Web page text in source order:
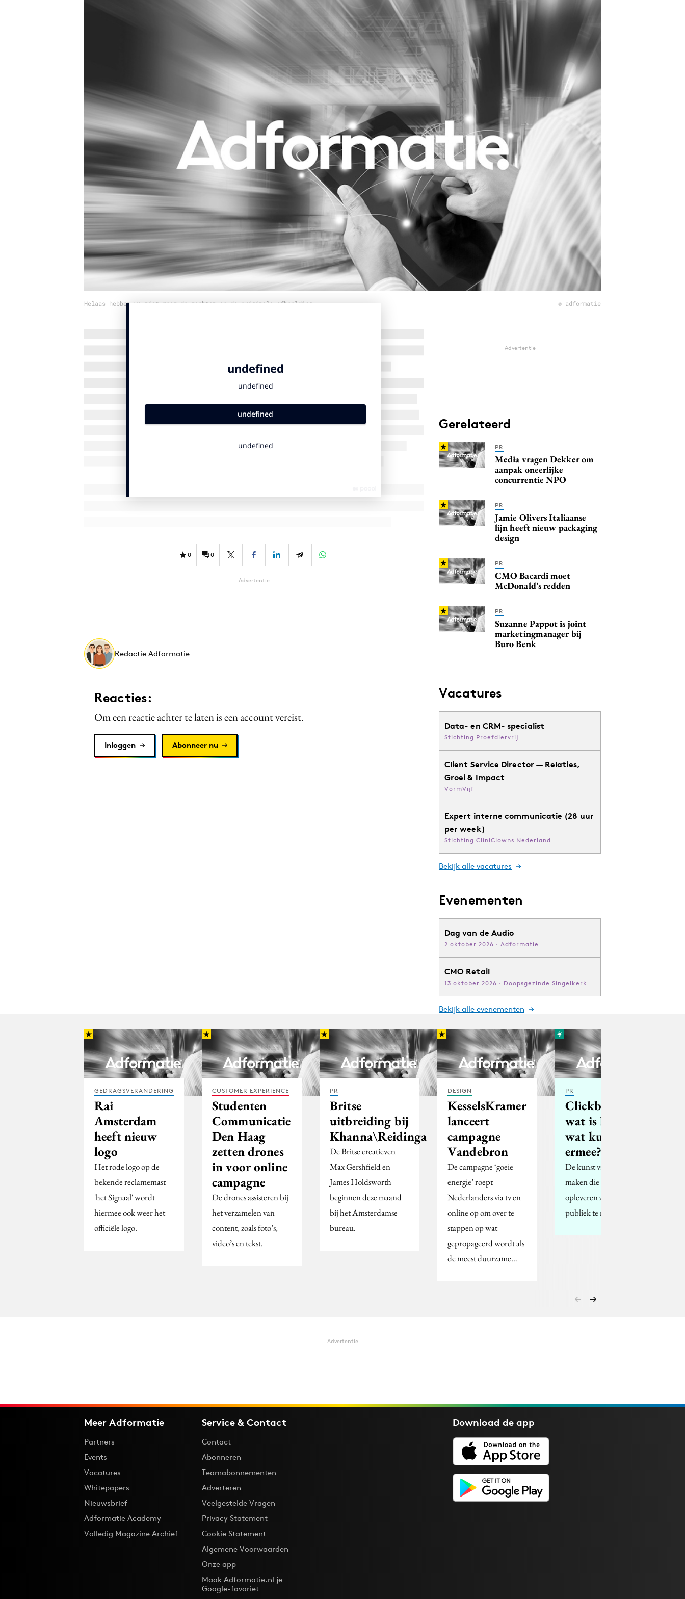
Influencer marketing
Interne communicatie
Purpose Marketing
Reputatie & crisis
Helaas hebben we niet meer de rechten op de originele afbeelding © adformatie
0 0
Advertentie
Redactie Adformatie
Reacties:
Om een reactie achter te laten is een account vereist.
Inloggen Abonneer nu
Advertentie
Gerelateerd
PR
Media vragen Dekker om
aanpak oneerlijke
concurrentie NPO
PR
Jamie Olivers Italiaanse
lijn heeft nieuw packaging
design
PR
CMO Bacardi moet
McDonald’s redden
PR
Suzanne Pappot is joint
marketingmanager bij
Buro Benk
Vacatures
Data- en CRM- specialist
Stichting Proefdiervrij
Client Service Director — Relaties,
Groei & Impact
VormVijf
Expert interne communicatie (28 uur
per week)
Stichting CliniClowns Nederland
Bekijk alle vacatures
Evenementen
Dag van de Audio
2 oktober 2026 · Adformatie
CMO Retail
13 oktober 2026 · Doopsgezinde Singelkerk
Bekijk alle evenementen
GEDRAGSVERANDERING
Rai
Amsterdam
heeft nieuw
logo
Het rode logo op de
bekende reclamemast
'het Signaal' wordt
hiermee ook weer het
officiële logo.
CUSTOMER EXPERIENCE
Studenten
Communicatie
Den Haag
zetten drones
in voor online
campagne
De drones assisteren bij
het verzamelen van
content, zoals foto’s,
video’s en tekst.
PR
Britse
uitbreiding bij
Khanna\Reidinga
De Britse creatieven
Max Gershfield en
James Holdsworth
beginnen deze maand
bij het Amsterdamse
bureau.
DESIGN
KesselsKramer
lanceert
campagne
Vandebron
De campagne ‘goeie
energie’ roept
Nederlanders via tv en
online op om over te
stappen op wat
gepropageerd wordt als
de meest duurzame…
PR
Clickbaiting:
wat is het en
wat kun je
ermee?
De kunst van koppen
maken die clicks
opleveren zonder het
publiek te misleiden.
Advertentie
Meer Adformatie
Partners
Events
Vacatures
Whitepapers
Nieuwsbrief
Adformatie Academy
Volledig Magazine Archief
Service & Contact
Contact
Abonneren
Teamabonnementen
Adverteren
Veelgestelde Vragen
Privacy Statement
Cookie Statement
Algemene Voorwaarden
Onze app
Maak Adformatie.nl je
Google-favoriet
Download deapp